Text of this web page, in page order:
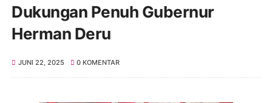
Dukungan Penuh Gubernur
Herman Deru
JUNI 22, 2025 0 KOMENTAR